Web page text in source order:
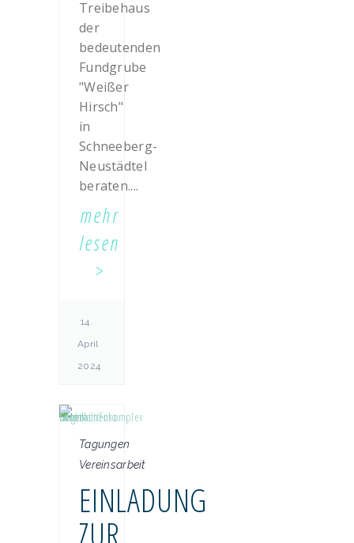
Treibehaus
der
bedeutenden
Fundgrube
"Weißer
Hirsch"
in
Schneeberg-
Neustädtel
beraten....
mehr
lesen
14.
April
2024
Tagungen
Vereinsarbeit
EINLADUNG
ZUR